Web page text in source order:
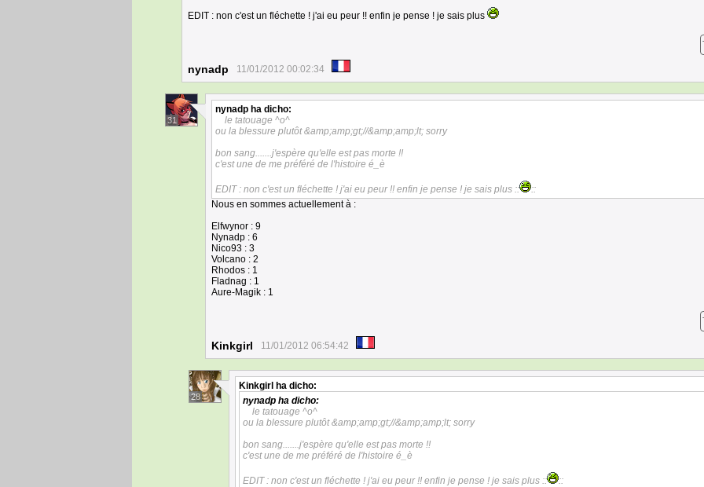
EDIT : non c'est un fléchette ! j'ai eu peur !! enfin je pense ! je sais plus
nynadp 11/01/2012 00:02:34
31
nynadp ha dicho:
le tatouage ^o^
ou la blessure plutôt &amp;amp;gt;//&amp;amp;lt; sorry
bon sang.......j'espère qu'elle est pas morte !!
c'est une de me préféré de l'histoire é_è
EDIT : non c'est un fléchette ! j'ai eu peur !! enfin je pense ! je sais plus ::
::
Nous en sommes actuellement à :
Elfwynor : 9
Nynadp : 6
Nico93 : 3
Volcano : 2
Rhodos : 1
Fladnag : 1
Aure-Magik : 1
Kinkgirl 11/01/2012 06:54:42
28
Kinkgirl ha dicho:
nynadp ha dicho:
le tatouage ^o^
ou la blessure plutôt &amp;amp;gt;//&amp;amp;lt; sorry
bon sang.......j'espère qu'elle est pas morte !!
c'est une de me préféré de l'histoire é_è
EDIT : non c'est un fléchette ! j'ai eu peur !! enfin je pense ! je sais plus :: ::